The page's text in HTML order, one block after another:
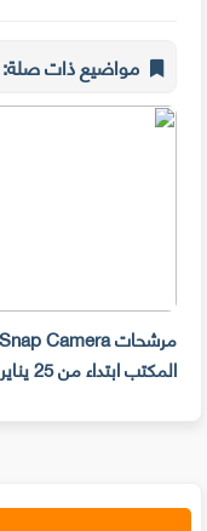
مواضيع ذات صلة:
المكتب ابتداء من 25 يناير